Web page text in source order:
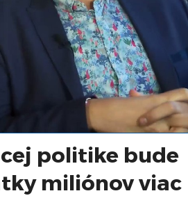
politike bude
miliónov viac